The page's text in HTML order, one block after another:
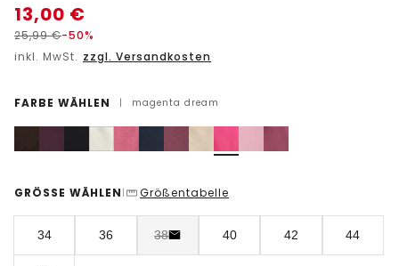
13,00 €
25,99€-50%
inkl. MwSt. zzgl. Versandkosten
FARBE WÄHLEN | magenta dream
GRÖSSE WÄHLEN | Größentabelle
34 36 38 40 42 44